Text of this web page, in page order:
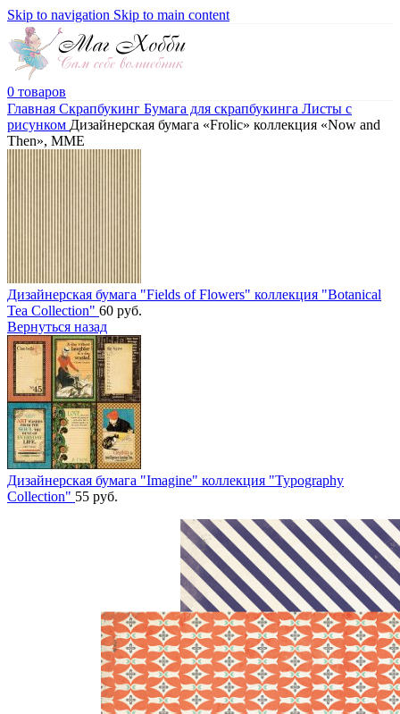
Skip to navigation Skip to main content
0 товаров
Главная Скрапбукинг Бумага для скрапбукинга Листы c
рисунком Дизайнерская бумага «Frolic» коллекция «Now and
Then», MME
Дизайнерская бумага "Fields of Flowers" коллекция "Botanical
Tea Collection" 60 руб.
Вернуться назад
Дизайнерская бумага "Imagine" коллекция "Typography
Collection" 55 руб.